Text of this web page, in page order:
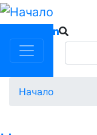
Начало